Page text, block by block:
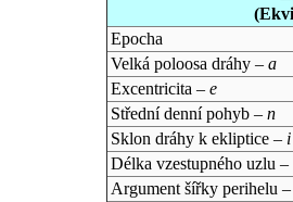
Epocha
Velká poloosa dráhy – a
Excentricita – e
Střední denní pohyb – n
Sklon dráhy k ekliptice – i
Délka vzestupného uzlu –
Argument šířky perihelu